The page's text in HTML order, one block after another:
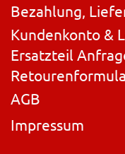
Bezahlung,
Kundenkonto &
Ersatzteil
AGB
Impressum